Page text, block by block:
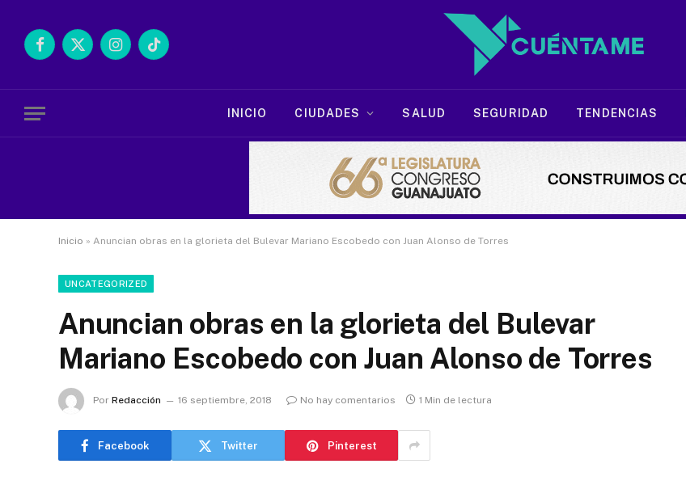
Facebook
X
InstagramTikTok
INICIO CIUDADES SALUD SEGURIDAD TENDENCIAS
Inicio » Anuncian obras en la glorieta del Bulevar Mariano Escobedo con Juan Alonso de Torres
UNCATEGORIZED
Anuncian obras en la glorieta del Bulevar
Mariano Escobedo con Juan Alonso de Torres
Por Redacción 16 septiembre, 2018 No hay comentarios 1 Min de lectura
Facebook Twitter Pinterest